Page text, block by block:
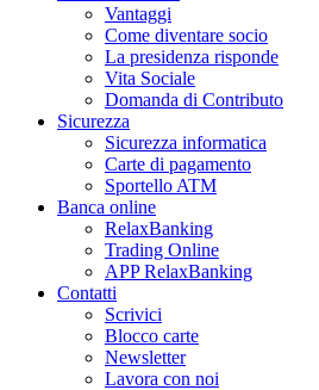
Vantaggi
Come diventare socio
La presidenza risponde
Vita Sociale
Domanda di Contributo
Sicurezza
Sicurezza informatica
Carte di pagamento
Sportello ATM
Banca online
RelaxBanking
Trading Online
APP RelaxBanking
Contatti
Scrivici
Blocco carte
Newsletter
Lavora con noi